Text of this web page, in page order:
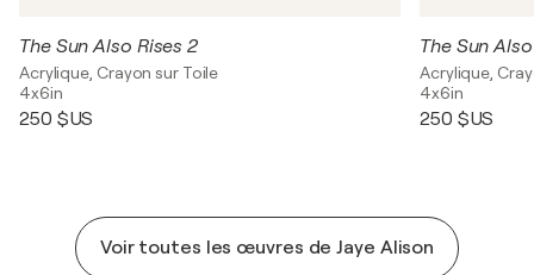
The Sun Also Rises 2
Acrylique, Crayon sur Toile
4x6in
250 $US
The Sun
Acrylique,
4x6in
250 $US
Voir toutes les œuvres de Jaye Alison